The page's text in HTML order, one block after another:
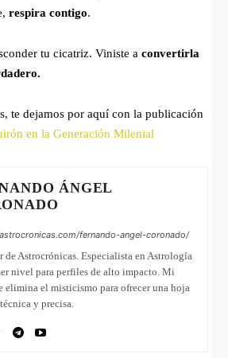
respira contigo.
tu cicatriz. Viniste a convertirla
te dejamos por aquí con la publicación
en la Generación Milenial
ÁNGEL
fernando-angel-coronado/
de Astrocrónicas. Especialista en Astrología
nivel para perfiles de alto impacto. Mi
elimina el misticismo para ofrecer una hoja
y precisa.